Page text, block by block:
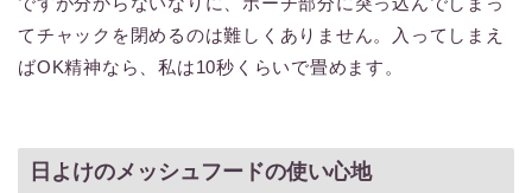
てチャックを閉めるのは難しくありません。入ってしまえ
ばOK精神なら、私は10秒くらいで畳めます。
日よけのメッシュフードの使い心地